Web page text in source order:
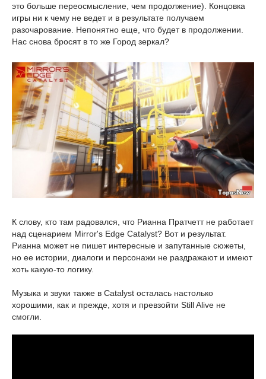
это больше переосмысление, чем продолжение). Концовка
игры ни к чему не ведет и в результате получаем
разочарование. Непонятно еще, что будет в продолжении.
Нас снова бросят в то же Город зеркал?
К слову, кто там радовался, что Рианна Пратчетт не работает
над сценарием Mirror's Edge Catalyst? Вот и результат.
Рианна может не пишет интересные и запутанные сюжеты,
но ее истории, диалоги и персонажи не раздражают и имеют
хоть какую-то логику.
Музыка и звуки также в Catalyst осталась настолько
хорошими, как и прежде, хотя и превзойти Still Alive не
смогли.